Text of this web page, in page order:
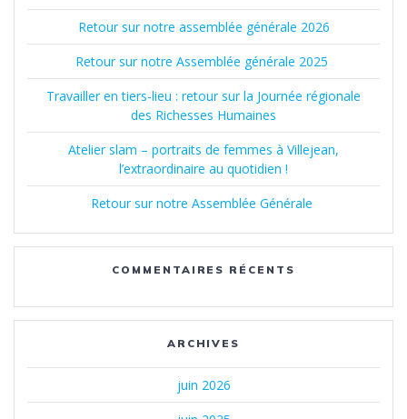
Retour sur notre assemblée générale 2026
Retour sur notre Assemblée générale 2025
Travailler en tiers-lieu : retour sur la Journée régionale
des Richesses Humaines
Atelier slam – portraits de femmes à Villejean,
l’extraordinaire au quotidien !
Retour sur notre Assemblée Générale
COMMENTAIRES RÉCENTS
ARCHIVES
juin 2026